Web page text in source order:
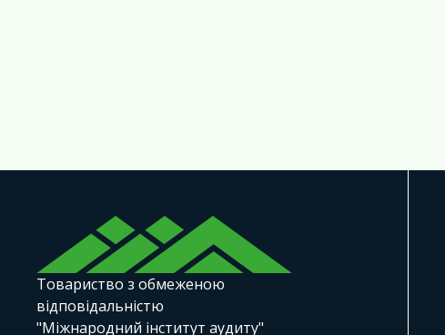
Товариство з обмеженою
відповідальністю
"Міжнародний інститут аудиту"